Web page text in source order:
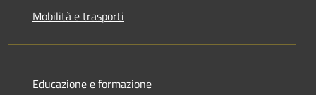
Mobilità e trasporti
Educazione e formazione